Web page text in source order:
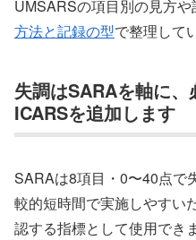
UMSARSの項目別の見方や
方法と記録の型で整理して
失調はSARAを軸に
ICARSを追加します
SARAは8項目・0〜40点で
較的短時間で実施しやすい
認する指標として使用でき